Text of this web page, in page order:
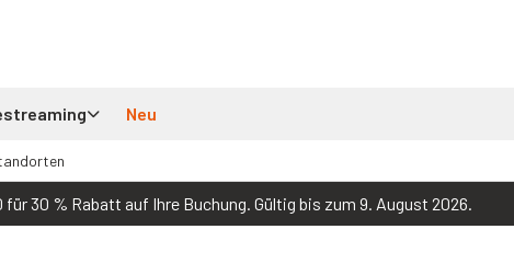
Neu
für 30 % Rabatt auf Ihre Buchung. Gültig bis zum 9. August 2026.